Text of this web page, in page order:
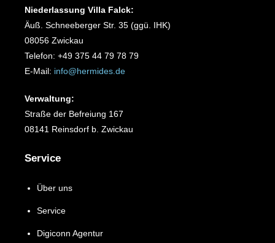
Niederlassung Villa Falck:
Äuß. Schneeberger Str. 35 (ggü. IHK)
08056 Zwickau
Telefon: +49 375 44 79 78 79
E-Mail: info@hermides.de
Verwaltung:
Straße der Befreiung 167
08141 Reinsdorf b. Zwickau
Service
Über uns
Service
Digiconn Agentur